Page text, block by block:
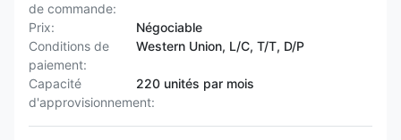
de commande:
Prix:
Négociable
Conditions de
paiement:
Western Union, L/C, T/T, D/P
Capacité
d'approvisionnement:
220 unités par mois